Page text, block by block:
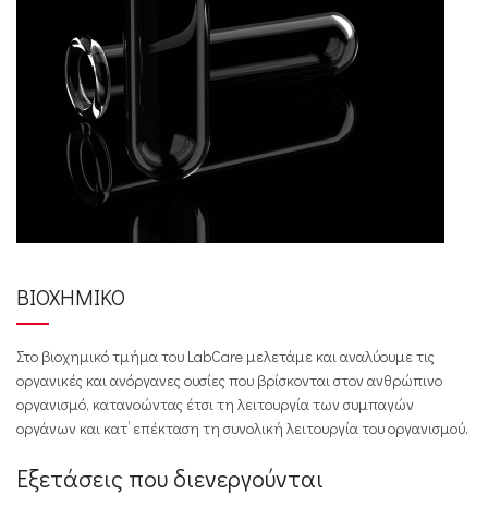
ΒΙΟΧΗΜΙΚΟ
Στο βιοχημικό τμήμα του LabCare μελετάμε και αναλύουμε τις
οργανικές και ανόργανες ουσίες που βρίσκονται στον ανθρώπινο
οργανισμό, κατανοώντας έτσι τη λειτουργία των συμπαγών
οργάνων και κατ’ επέκταση τη συνολική λειτουργία του οργανισμού.
Εξετάσεις που διενεργούνται